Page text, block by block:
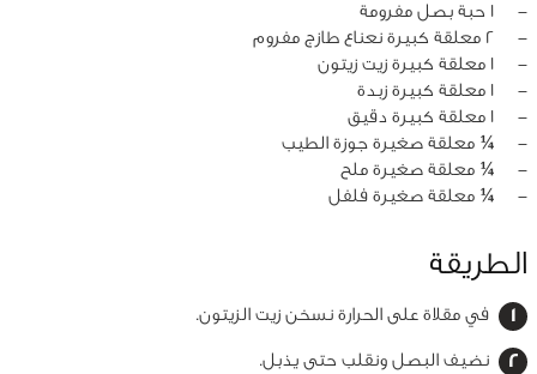
‏-
1 حبة بصل مفرومة
‏-
2 معلقة كبيرة نعناع طازج مفروم
‏-
1 معلقة كبيرة زيت زيتون
‏-
1 معلقة كبيرة زبدة
‏-
1 معلقة كبيرة دقيق
‏-
¼ معلقة صغيرة جوزة الطيب
‏-
¼ معلقة صغيرة ملح
‏-
¼ معلقة صغيرة فلفل
الطريقة
في مقلاة على الحرارة نسخن زيت الزيتون.
نضيف البصل ونقلب حتى يذبل.